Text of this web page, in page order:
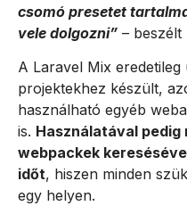
csomó presetet
vele dolgozni” – beszélt
A Laravel Mix eredetileg
projektekhez készült,
használható egyéb
is. Használatával pedig
webpackek
időt, hiszen minden
egy helyen.